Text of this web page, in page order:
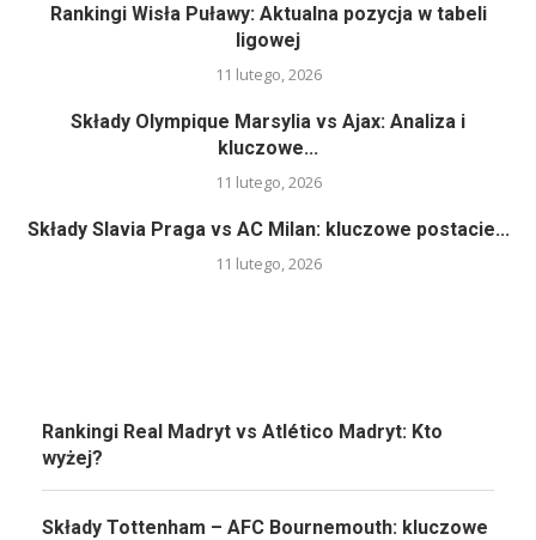
Rankingi Wisła Puławy: Aktualna pozycja w tabeli
ligowej
11 lutego, 2026
Składy Olympique Marsylia vs Ajax: Analiza i
kluczowe...
11 lutego, 2026
Składy Slavia Praga vs AC Milan: kluczowe postacie...
11 lutego, 2026
Rankingi Real Madryt vs Atlético Madryt: Kto
wyżej?
Składy Tottenham – AFC Bournemouth: kluczowe